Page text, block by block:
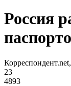
Россия
23
4893